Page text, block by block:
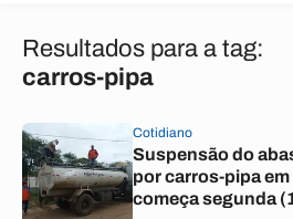
Resultados para a tag:
carros-pipa
Cotidiano
Suspensão do
por carros-pipa
começa segunda